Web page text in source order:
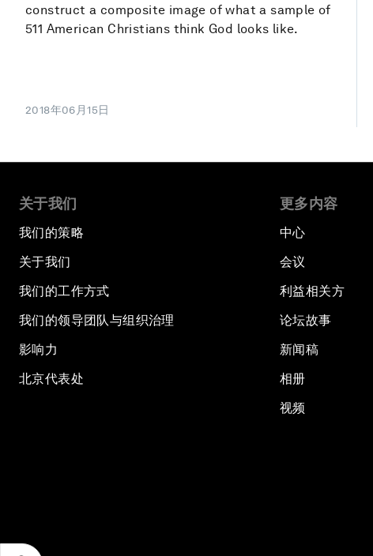
construct a composite image of what a sample of
511 American Christians think God looks like.
2018年06月15日
关于我们
我们的策略
关于我们
我们的工作方式
我们的领导团队与组织治理
影响力
北京代表处
更多内容
中心
会议
利益相关方
论坛故事
新闻稿
相册
视频